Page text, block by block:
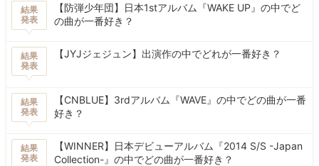
結果
発表
【防弾少年団】日本1stアルバム『WAKE UP』の中でど
の曲が一番好き？
結果
発表
【JYJジェジュン】出演作の中でどれが一番好き？
結果
発表
【CNBLUE】3rdアルバム『WAVE』の中でどの曲が一番
好き？
結果
発表
【WINNER】日本デビューアルバム『2014 S/S -Japan
Collection-』の中でどの曲が一番好き？